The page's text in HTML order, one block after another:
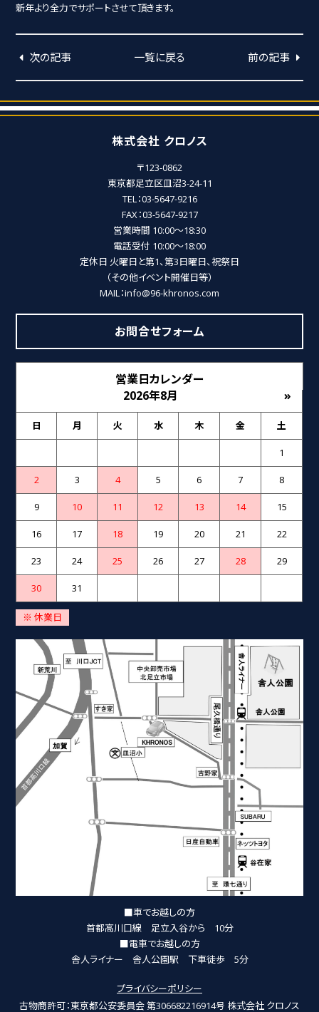
新年より全力でサポートさせて頂きます。
次の記事 一覧に戻る 前の記事
株式会社 クロノス
〒123-0862
東京都足立区皿沼3-24-11
TEL：03-5647-9216
FAX：03-5647-9217
営業時間 10:00～18:30
電話受付 10:00～18:00
定休日 火曜日と第1、第3日曜日、祝祭日
（その他イベント開催日等）
MAIL：info@96-khronos.com
お問合せフォーム
営業日カレンダー
2026年8月
»
日 月 火 水 木 金 土
1
2 3 4 5 6 7 8
9 10 11 12 13 14 15
16 17 18 19 20 21 22
23 24 25 26 27 28 29
30 31
※ 休業日
■車でお越しの方
首都高川口線 足立入谷から 10分
■電車でお越しの方
舎人ライナー 舎人公園駅 下車徒歩 5分
プライバシーポリシー
古物商許可：東京都公安委員会 第306682216914号 株式会社 クロノス